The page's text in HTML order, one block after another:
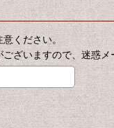
ください。
ざいますので、迷惑メ